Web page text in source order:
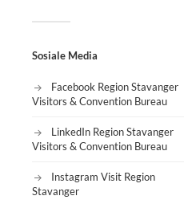
Sosiale Media
Facebook Region Stavanger
Visitors & Convention Bureau
LinkedIn Region Stavanger
Visitors & Convention Bureau
Instagram Visit Region
Stavanger